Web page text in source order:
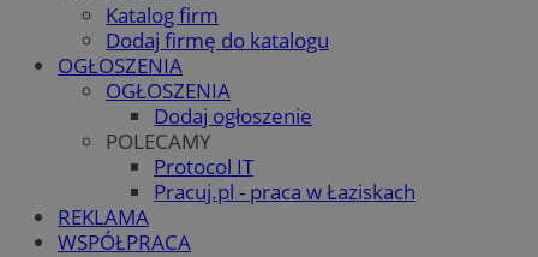
Katalog firm
Dodaj firmę do katalogu
OGŁOSZENIA
OGŁOSZENIA
Dodaj ogłoszenie
POLECAMY
Protocol IT
Pracuj.pl - praca w Łaziskach
REKLAMA
WSPÓŁPRACA